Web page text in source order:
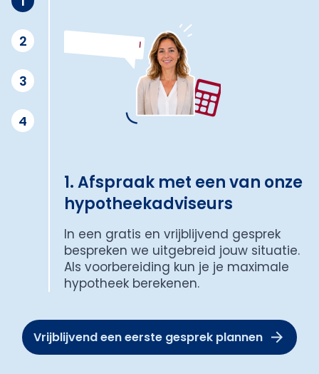
2
3
4
1. Afspraak met een van onze
hypotheekadviseurs
In een gratis en vrijblijvend gesprek
bespreken we uitgebreid jouw situatie.
Als voorbereiding kun je je maximale
hypotheek berekenen.
Vrijblijvend een eerste gesprek plannen